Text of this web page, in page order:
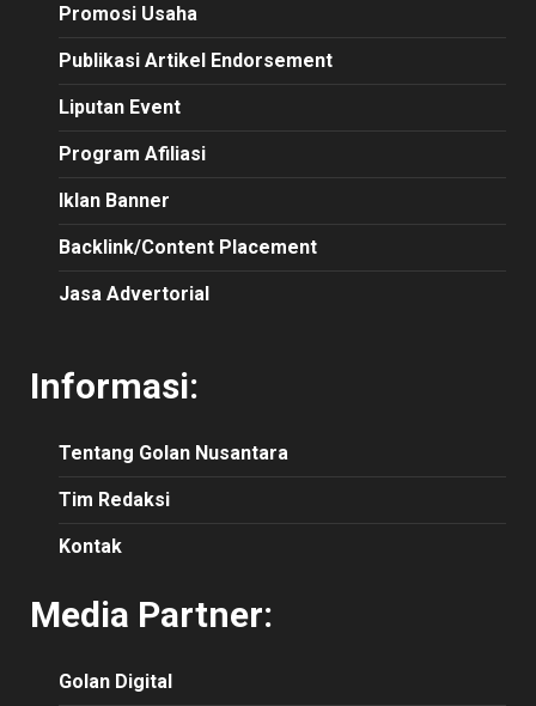
Promosi Usaha
Publikasi Artikel Endorsement
Liputan Event
Program Afiliasi
Iklan Banner
Backlink/Content Placement
Jasa Advertorial
Informasi:
Tentang Golan Nusantara
Tim Redaksi
Kontak
Media Partner:
Golan Digital